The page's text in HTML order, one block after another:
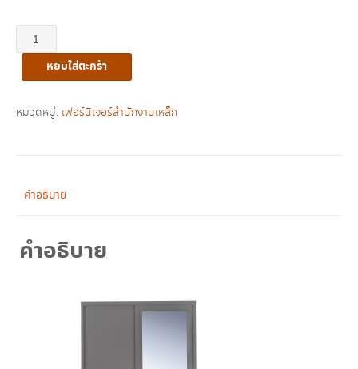
จำนวน
ตู้
เลื่อน
รุ่น
ชิ้น
หยิบใส่ตะกร้า
หมวดหมู่: เฟอร์นิเจอร์สำนักงานเหล็ก
คำอธิบาย
คำอธิบาย